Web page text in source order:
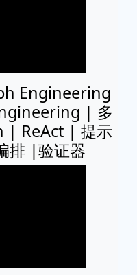
Engineering
| 多
| ReAct | 提示
排 |验证器